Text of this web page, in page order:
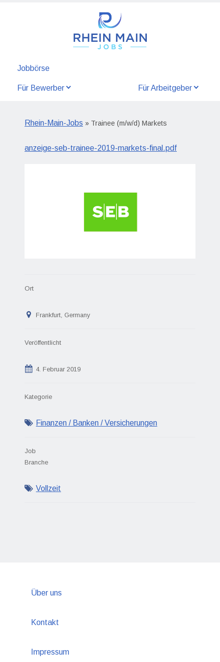
Jobbörse
Für Bewerber Für Arbeitgeber
Rhein-Main-Jobs » Trainee (m/w/d) Markets
anzeige-seb-trainee-2019-markets-final.pdf
Ort
Frankfurt, Germany
Veröffentlicht
4. Februar 2019
Kategorie
Finanzen / Banken / Versicherungen
Job
Branche
Vollzeit
Über uns
Kontakt
Impressum